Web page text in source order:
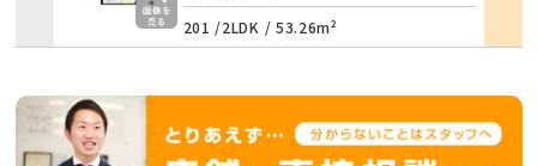
201 /2LDK / 53.26m²